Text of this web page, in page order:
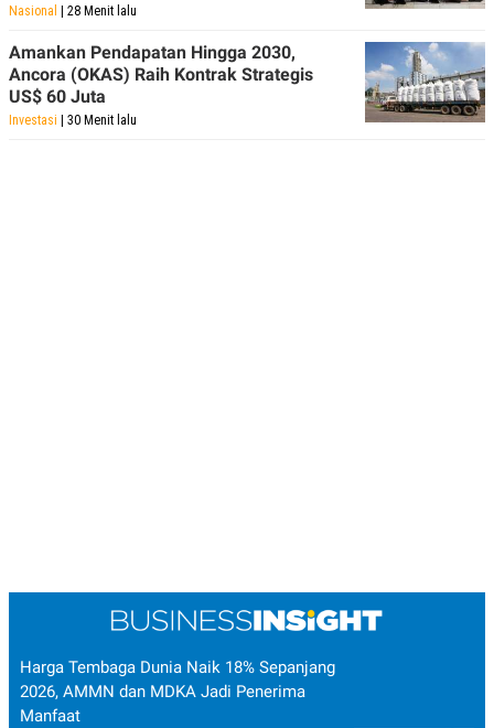
Nasional | 28 Menit lalu
Amankan Pendapatan Hingga 2030,
Ancora (OKAS) Raih Kontrak Strategis
US$ 60 Juta
Investasi | 30 Menit lalu
Harga Tembaga Dunia Naik 18% Sepanjang
2026, AMMN dan MDKA Jadi Penerima
Manfaat